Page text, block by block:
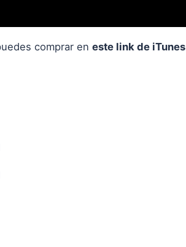
comprar en este link de iTunes